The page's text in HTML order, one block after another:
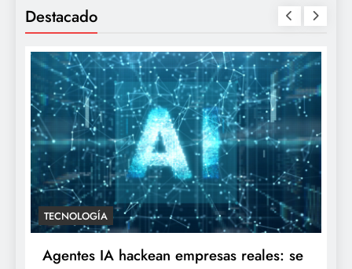
Destacado
TECNOLOGÍA
Agentes IA hackean empresas reales: se